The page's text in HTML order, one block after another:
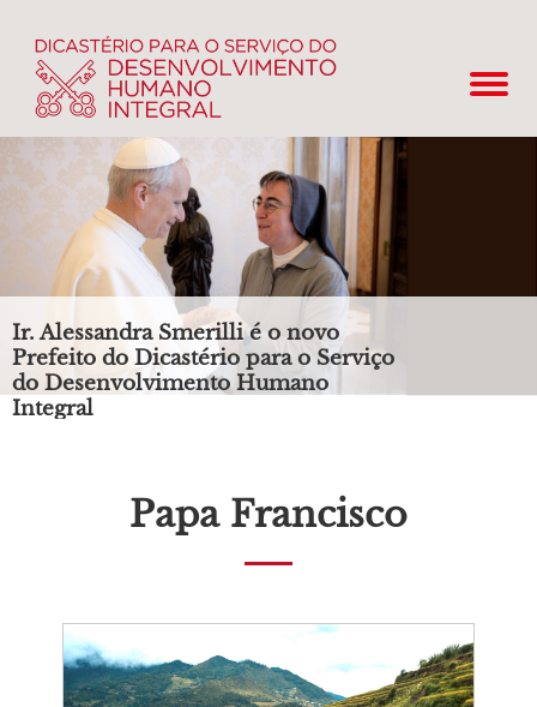
Ir. Alessandra Smerilli é o novo
Prefeito do Dicastério para o Serviço
do Desenvolvimento Humano
Integral
Papa Francisco